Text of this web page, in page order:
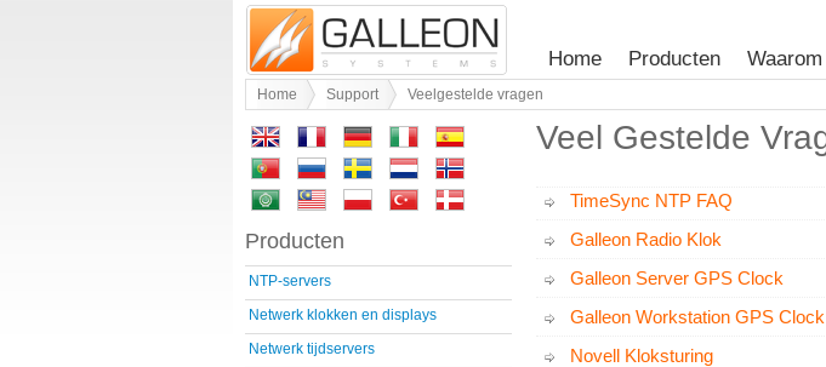
Home Producten
Home Support Veelgestelde vragen
Veel Gestelde
TimeSync NTP FAQ
Galleon Radio Klok
Galleon Server GPS Clock
Galleon Workstation GPS Clock
Novell Kloksturing
Producten
NTP-servers
Netwerk klokken en displays
Netwerk tijdservers